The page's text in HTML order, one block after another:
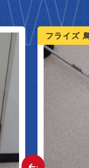
イズ 鳥栖店